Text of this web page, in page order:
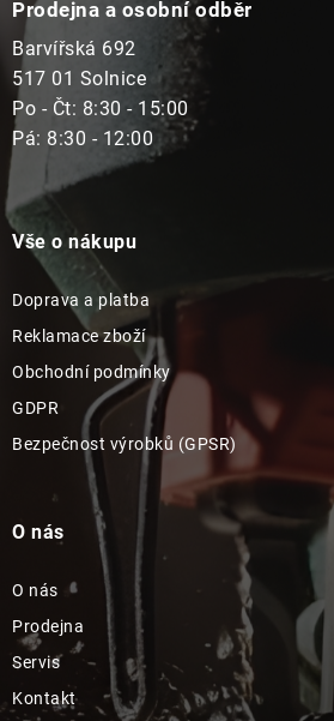
Prodejna a osobní odběr
Barvířská 692
517 01 Solnice
Po - Čt: 8:30 - 15:00
Pá: 8:30 - 12:00
Vše o nákupu
Doprava a platba
Reklamace zboží
Obchodní podmínky
GDPR
Bezpečnost výrobků (GPSR)
O nás
O nás
Prodejna
Servis
Kontakt